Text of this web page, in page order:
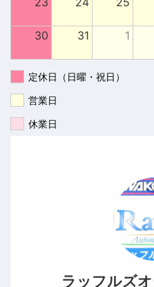
30 31 1
定休日（日曜・祝日）
営業日
休業日
ラッフルズ